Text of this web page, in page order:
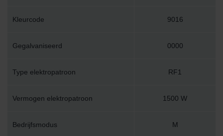
Kleurcode 9016
Gegalvaniseerd 0000
Type elektropatroon RF1
Vermogen elektropatroon 1500 W
Bedrijfsmodus M